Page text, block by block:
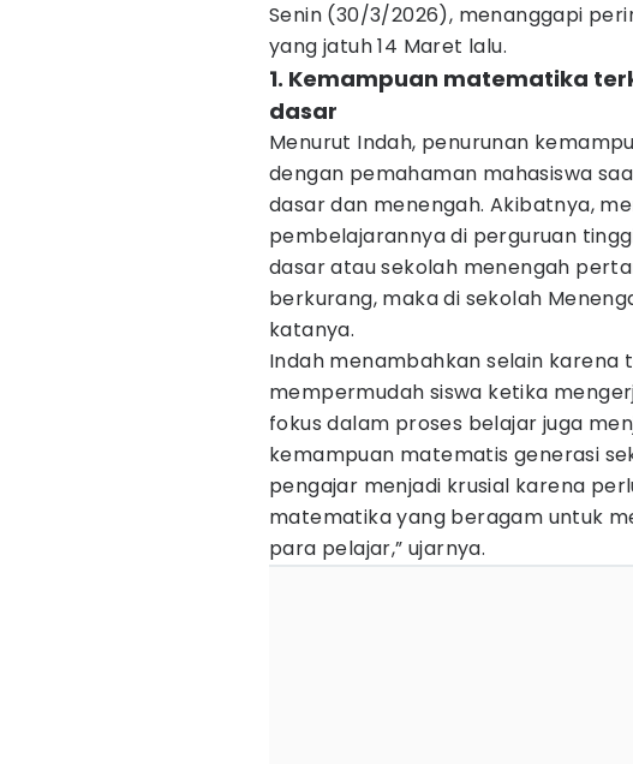
Senin (30/3/2026), menanggapi
yang jatuh 14 Maret lalu.
1. Kemampuan matematika
dasar
Menurut Indah, penurunan
dengan pemahaman mahasiswa
dasar dan menengah. Akibatnya,
pembelajarannya di perguruan
dasar atau sekolah menengah
berkurang, maka di sekolah
katanya.
Indah menambahkan selain karena
mempermudah siswa ketika
fokus dalam proses belajar juga
kemampuan matematis generasi
pengajar menjadi krusial karena
matematika yang beragam untuk
para pelajar,” ujarnya.